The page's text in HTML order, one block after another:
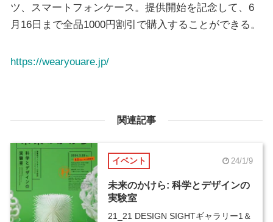
ツ、スマートフォンケース。提供開始を記念して、6
月16日まで全品1000円割引で購入することができる。
https://wearyouare.jp/
関連記事
イベント 24/1/9
未来のかけら: 科学とデザインの
実験室
21_21 DESIGN SIGHTギャラリー1＆